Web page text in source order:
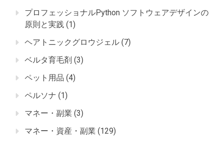
プロフェッショナルPython ソフトウェアデザインの
原則と実践 (1)
ヘアトニックグロウジェル (7)
ベルタ育毛剤 (3)
ペット用品 (4)
ペルソナ (1)
マネー・副業 (3)
マネー・資産・副業 (129)